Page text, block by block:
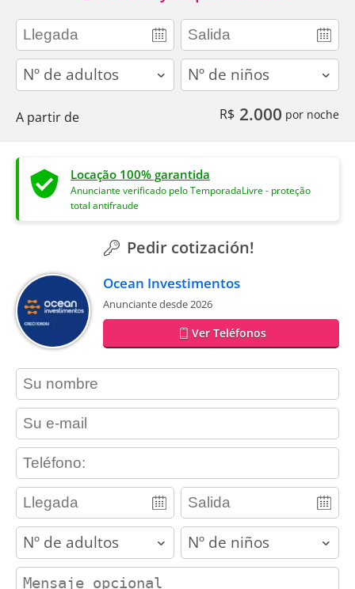
adults children
A partir de R$ 2.000 por noche
Locação 100% garantida
Anunciante verificado pelo TemporadaLivre - proteção
total antifraude
Pedir cotización!
Ocean Investimentos
Anunciante desde 2026
Ver Teléfonos
contact_name
contact_email
contact_phone
adults children
contact_message